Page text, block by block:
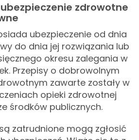
zdrowotne
ubezpieczenie od dnia
do dnia jej rozwiązania lub
okresu zalegania w
Przepisy o dobrowolnym
zawarte zostały w
opieki zdrowotnej
środków publicznych.
zatrudnione mogą zgłosić